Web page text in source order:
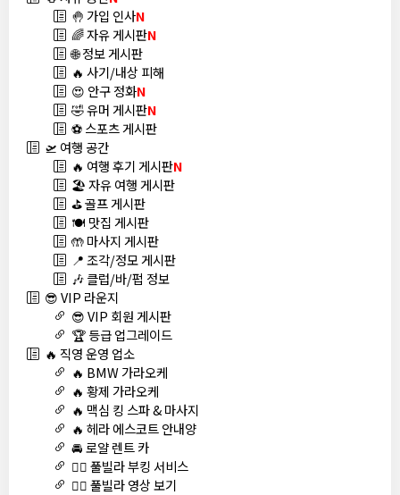
🤚 가입 인사N
🌈 자유 게시판N
🌐 정보 게시판
🔥 사기/내상 피해
😍 안구 정화N
🤣 유머 게시판N
⚽ 스포츠 게시판
🛫 여행 공간
🔥 여행 후기 게시판N
🏖️ 자유 여행 게시판
⛳ 골프 게시판
🍽️ 맛집 게시판
🤲 마사지 게시판
📍 조각/정모 게시판
🎶 클럽/바/펍 정보
😎 VIP 라운지
😎 VIP 회원 게시판
🏆 등급 업그레이드
🔥 직영 운영 업소
🔥 BMW 가라오케
🔥 황제 가라오케
🔥 맥심 킹 스파 & 마사지
🔥 헤라 에스코트 안내양
🚘 로얄 렌트 카
🏊‍♀️ 풀빌라 부킹 서비스
🏊‍♀️ 풀빌라 영상 보기